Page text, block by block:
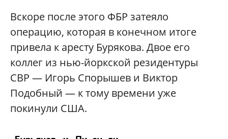
Вскоре после этого ФБР затеяло
операцию, которая в конечном итоге
привела к аресту Бурякова. Двое его
коллег из нью-йоркской резидентуры
СВР — Игорь Спорышев и Виктор
Подобный — к тому времени уже
покинули США.